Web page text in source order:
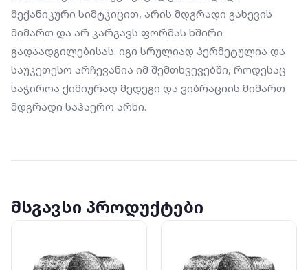
მექანიკური სიმტკიცით, არის მდგრადი გახევის
მიმართ და არ კარგავს ფორმას ხშირი
გადაადგილებისას. იგი სრულიად ჰერმეტულია და
საუკეთესო არჩევანია იმ შემთხვევებში, როდესაც
საჭიროა ქიმიურად მედეგი და ვიბრაციის მიმართ
მდგრადი საჰაერო არხი.
მსგავსი პროდუქტები